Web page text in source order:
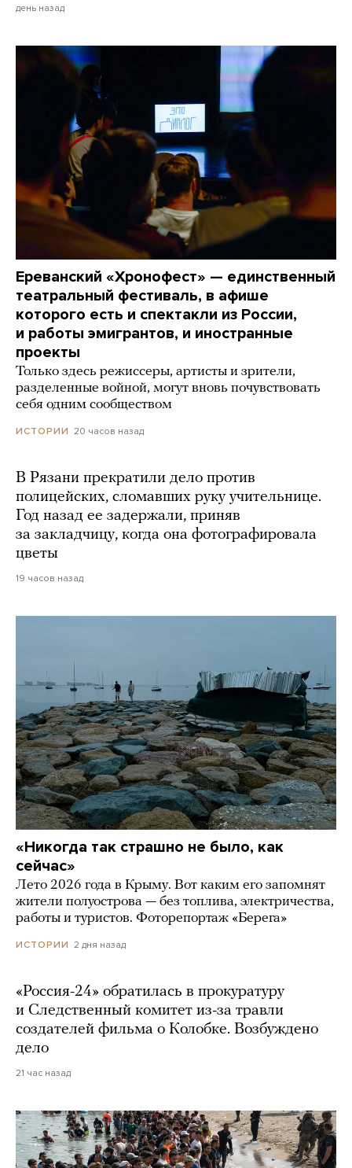
день назад
Ереванский «Хронофест» — единственный
театральный фестиваль, в афише
которого есть и спектакли из России,
и работы эмигрантов, и иностранные
проекты
Только здесь режиссеры, артисты и зрители,
разделенные войной, могут вновь почувствовать
себя одним сообществом
ИСТОРИИ 20 часов назад
В Рязани прекратили дело против
полицейских, сломавших руку учительнице.
Год назад ее задержали, приняв
за закладчицу, когда она фотографировала
цветы
19 часов назад
«Никогда так страшно не было, как
сейчас»
Лето 2026 года в Крыму. Вот каким его запомнят
жители полуострова — без топлива, электричества,
работы и туристов. Фоторепортаж «Берега»
ИСТОРИИ 2 дня назад
«Россия-24» обратилась в прокуратуру
и Следственный комитет из-за травли
создателей фильма о Колобке. Возбуждено
дело
21 час назад